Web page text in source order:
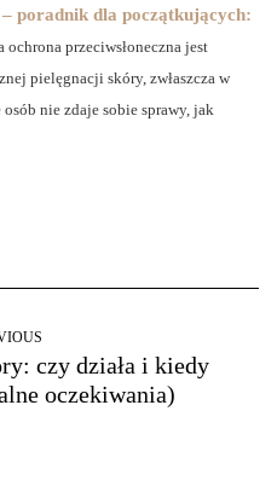
poradnik dla początkujących:
ochrona przeciwsłoneczna jest
pielęgnacji skóry, zwłaszcza w
nie zdaje sobie sprawy, jak
czy działa i kiedy
oczekiwania)